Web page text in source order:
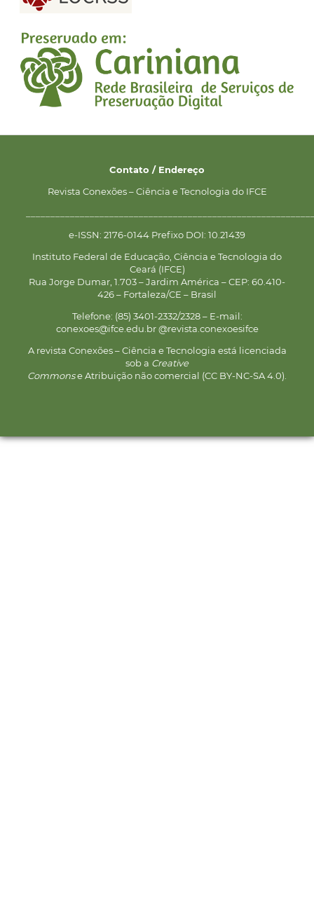
Contato / Endereço
Revista Conexões – Ciência e Tecnologia do IFCE
e-ISSN: 2176-0144 Prefixo DOI: 10.21439
Instituto Federal de Educação, Ciência e Tecnologia do
Ceará (IFCE)
Rua Jorge Dumar, 1.703 – Jardim América – CEP: 60.410-
426 – Fortaleza/CE – Brasil
Telefone: (85) 3401-2332/2328 – E-mail:
conexoes@ifce.edu.br @revista.conexoesifce
A revista Conexões – Ciência e Tecnologia está licenciada
sob a Creative
Commonse Atribuição não comercial (CC BY-NC-SA 4.0).